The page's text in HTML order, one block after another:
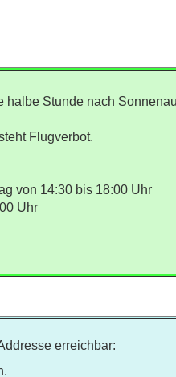
Stunde nach
Flugverbot.
von 14:30 bis 18:00 Uhr
Uhr
erreichbar: